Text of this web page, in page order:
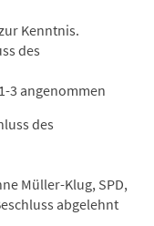
Kenntnis.
des
3 angenommen
des
Müller-Klug, SPD,
abgelehnt